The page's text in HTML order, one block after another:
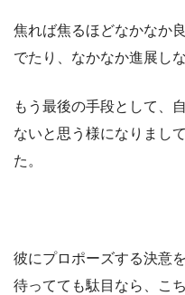
焦れば焦るほどなかなか
でたり、なかなか進展し
もう最後の手段として、
ないと思う様になりまし
た。
彼にプロポーズする決意
待ってても駄目なら、こ